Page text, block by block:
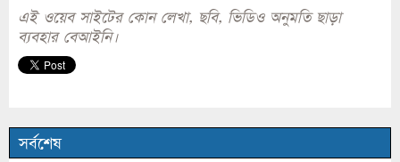
এই ওয়েব সাইটের কোন লেখা, ছবি, ভিডিও অনুমতি ছাড়া
ব্যবহার বেআইনি।
সর্বশেষ